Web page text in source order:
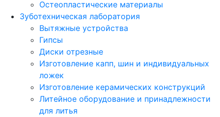
Остеопластические материалы
Зуботехническая лаборатория
Вытяжные устройства
Гипсы
Диски отрезные
Изготовление капп, шин и индивидуальных
ложек
Изготовление керамических конструкций
Литейное оборудование и принадлежности
для литья